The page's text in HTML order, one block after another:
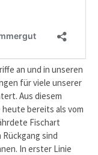
an und in unseren
für viele unserer
Aus diesem
heute bereits als vom
Fischart
sind
In erster Linie